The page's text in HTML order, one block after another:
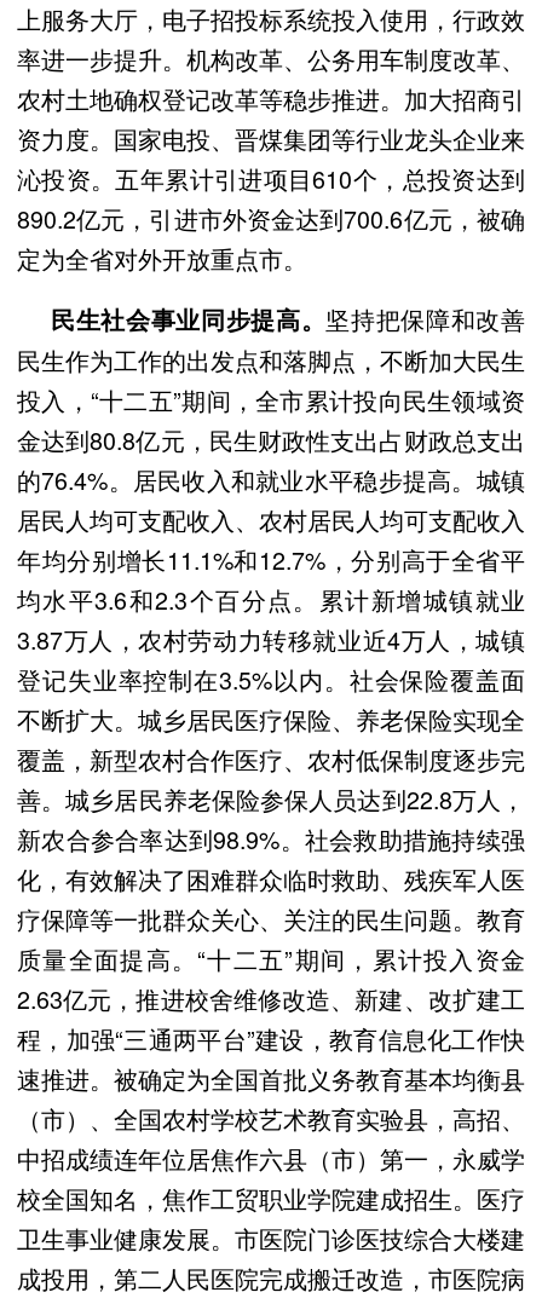
上服务大厅，电子招投标系统投入使用，行政效
率进一步提升。机构改革、公务用车制度改革、
农村土地确权登记改革等稳步推进。加大招商引
资力度。国家电投、晋煤集团等行业龙头企业来
沁投资。五年累计引进项目610个，总投资达到
890.2亿元，引进市外资金达到700.6亿元，被确
定为全省对外开放重点市。
民生社会事业同步提高。 坚持把保障和改善
民生作为工作的出发点和落脚点，不断加大民生
投入，“十二五”期间，全市累计投向民生领域资
金达到80.8亿元，民生财政性支出占财政总支出
的76.4%。居民收入和就业水平稳步提高。城镇
居民人均可支配收入、农村居民人均可支配收入
年均分别增长11.1%和12.7%，分别高于全省平
均水平3.6和2.3个百分点。累计新增城镇就业
3.87万人，农村劳动力转移就业近4万人，城镇
登记失业率控制在3.5%以内。社会保险覆盖面
不断扩大。城乡居民医疗保险、养老保险实现全
覆盖，新型农村合作医疗、农村低保制度逐步完
善。城乡居民养老保险参保人员达到22.8万人，
新农合参合率达到98.9%。社会救助措施持续强
化，有效解决了困难群众临时救助、残疾军人医
疗保障等一批群众关心、关注的民生问题。教育
质量全面提高。“十二五”期间，累计投入资金
2.63亿元，推进校舍维修改造、新建、改扩建工
程，加强“三通两平台”建设，教育信息化工作快
速推进。被确定为全国首批义务教育基本均衡县
（市）、全国农村学校艺术教育实验县，高招、
中招成绩连年位居焦作六县（市）第一，永威学
校全国知名，焦作工贸职业学院建成招生。医疗
卫生事业健康发展。市医院门诊医技综合大楼建
成投用，第二人民医院完成搬迁改造，市医院病